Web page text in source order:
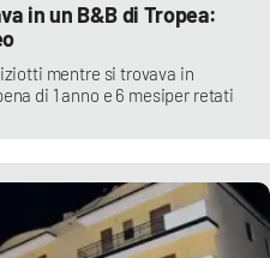
in un B&B di Tropea:
mentre si trovava in
di 1 anno e 6 mesiper retati